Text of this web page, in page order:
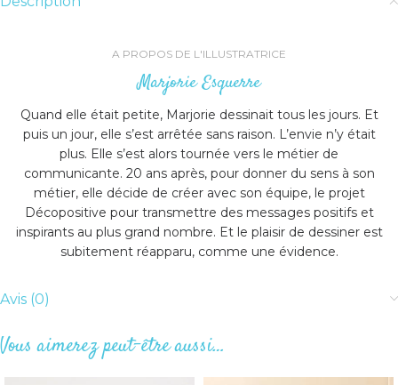
A PROPOS DE L'ILLUSTRATRICE
Marjorie Esquerre
Quand elle était petite, Marjorie dessinait tous les jours. Et
puis un jour, elle s’est arrêtée sans raison. L’envie n’y était
plus. Elle s’est alors tournée vers le métier de
communicante. 20 ans après, pour donner du sens à son
métier, elle décide de créer avec son équipe, le projet
Décopositive pour transmettre des messages positifs et
inspirants au plus grand nombre. Et le plaisir de dessiner est
subitement réapparu, comme une évidence.
Avis (0)
Vous aimerez peut-être aussi…